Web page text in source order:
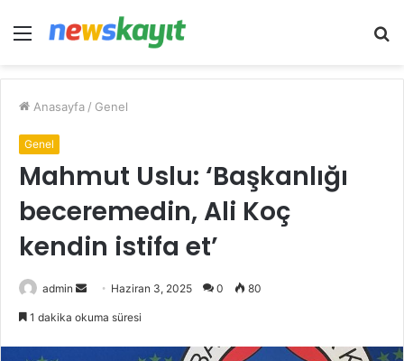
Menü
Anasayfa / Genel
Genel
Mahmut Uslu: ‘Başkanlığı
beceremedin, Ali Koç
kendin istifa et’
admin
Bir
Haziran 3, 2025 0 80
1 dakika okuma süresi